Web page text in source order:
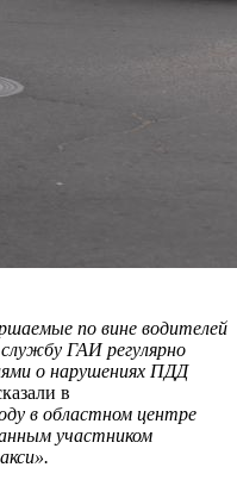
по вине водителей
ГАИ регулярно
о нарушениях ПДД
в
в областном центре
участником